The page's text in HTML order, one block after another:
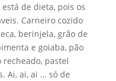
de dieta, pois os
Carneiro cozido
berinjela, grão de
e goiaba, pão
pastel
Ai, ai, ai … só de